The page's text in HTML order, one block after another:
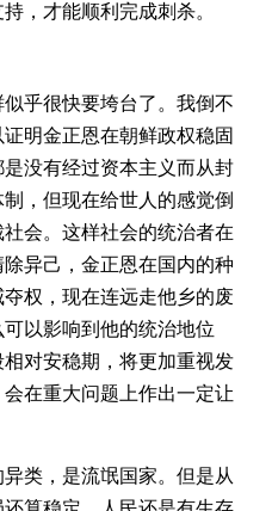
，才能顺利完成刺杀。
乎很快要垮台了。我倒不
明金正恩在朝鲜政权稳固
没有经过资本主义而从封
，但现在给世人的感觉倒
会。这样社会的统治者在
除异己，金正恩在国内的种
权，现在连远走他乡的废
以影响到他的统治地位
对安稳期，将更加重视发
在重大问题上作出一定让
类，是流氓国家。但是从